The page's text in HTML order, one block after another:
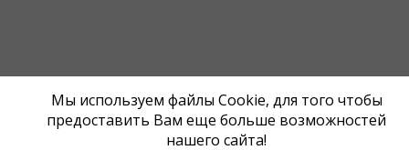
Мы используем файлы Cookie, для того чтобы
предоставить Вам еще больше возможностей
нашего сайта!